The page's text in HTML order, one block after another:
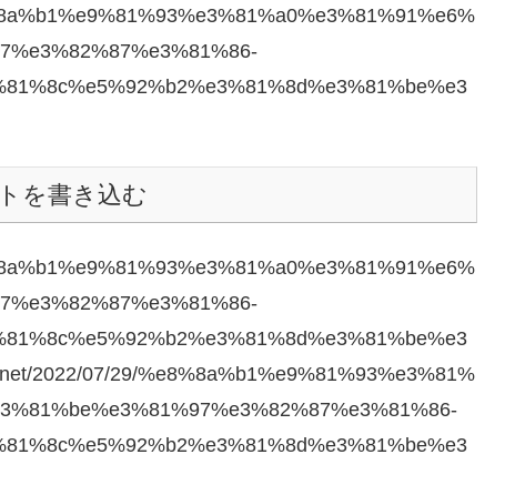
を書き込む
2022/07/29/%e8%8a%b1%e9%81%93%e3%81%